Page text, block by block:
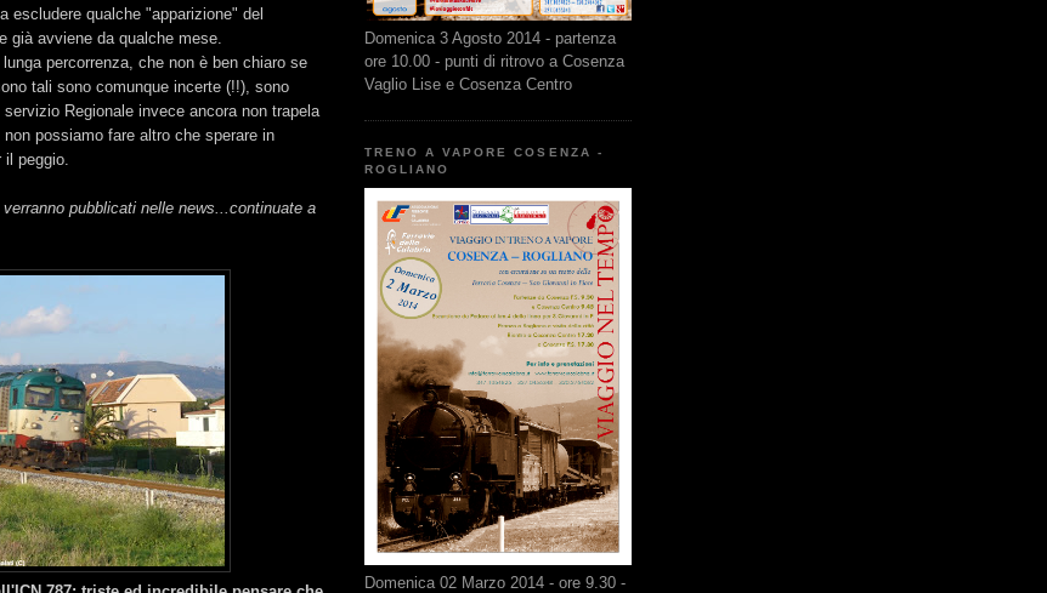
escludere qualche "apparizione" del
già avviene da qualche mese.
percorrenza, che non è ben chiaro se
tali sono comunque incerte (!!), sono
Regionale invece ancora non trapela
possiamo fare altro che sperare in
peggio.
pubblicati nelle news...continuate a
Domenica 3 Agosto 2014 - partenza
ore 10.00 - punti di ritrovo a Cosenza
Vaglio Lise e Cosenza Centro
TRENO A VAPORE COSENZA -
ROGLIANO
Domenica 02 Marzo 2014 - ore 9.30 -